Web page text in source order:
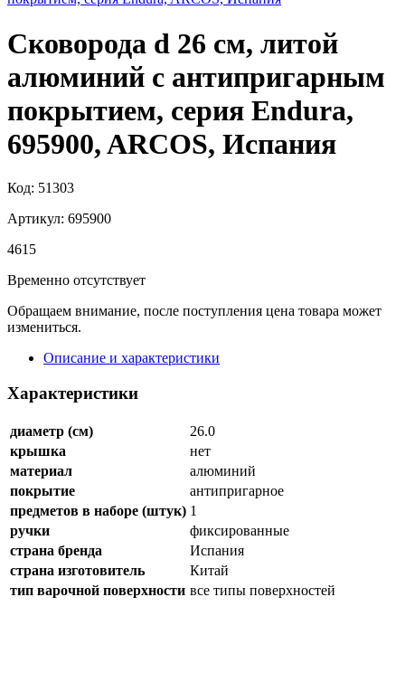
Сковорода d 26 см, литой
алюминий с антипригарным
покрытием, серия Endura,
695900, ARCOS, Испания
Код: 51303
Артикул: 695900
4615
Временно отсутствует
Обращаем внимание, после поступления цена товара может
измениться.
Описание и характеристики
Характеристики
диаметр (см)
26.0
крышка
нет
материал
алюминий
покрытие
антипригарное
предметов в наборе (штук) 1
ручки
фиксированные
страна бренда
Испания
страна изготовитель
Китай
тип варочной поверхности все типы поверхностей